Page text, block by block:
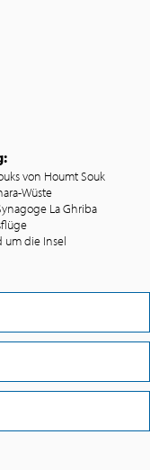
von Houmt Souk
Wüste
La Ghriba
um die Insel